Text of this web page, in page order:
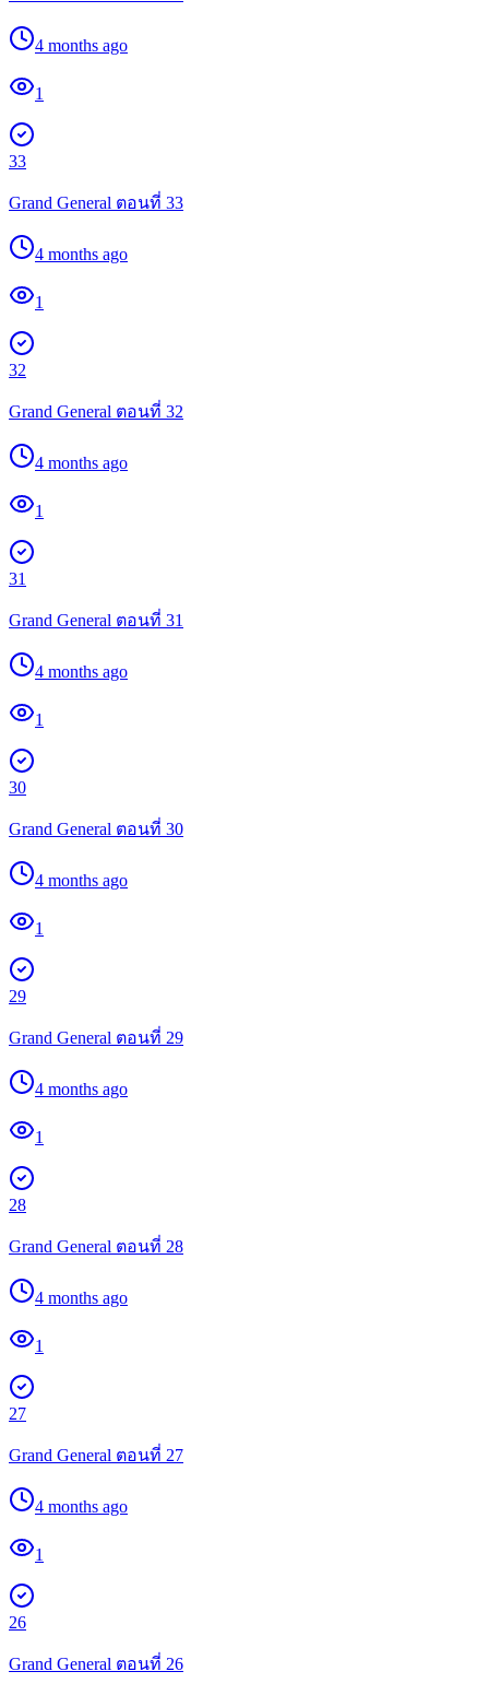
4 months ago
1
33
Grand General ตอนที่ 33
4 months ago
1
32
Grand General ตอนที่ 32
4 months ago
1
31
Grand General ตอนที่ 31
4 months ago
1
30
Grand General ตอนที่ 30
4 months ago
1
29
Grand General ตอนที่ 29
4 months ago
1
28
Grand General ตอนที่ 28
4 months ago
1
27
Grand General ตอนที่ 27
4 months ago
1
26
Grand General ตอนที่ 26